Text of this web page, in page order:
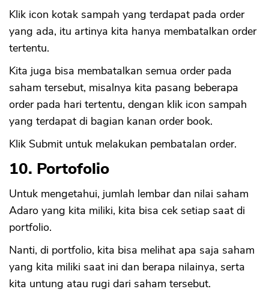
Klik icon kotak sampah yang terdapat pada order
yang ada, itu artinya kita hanya membatalkan order
tertentu.
Kita juga bisa membatalkan semua order pada
saham tersebut, misalnya kita pasang beberapa
order pada hari tertentu, dengan klik icon sampah
yang terdapat di bagian kanan order book.
Klik Submit untuk melakukan pembatalan order.
10. Portofolio
Untuk mengetahui, jumlah lembar dan nilai saham
Adaro yang kita miliki, kita bisa cek setiap saat di
portfolio.
Nanti, di portfolio, kita bisa melihat apa saja saham
yang kita miliki saat ini dan berapa nilainya, serta
kita untung atau rugi dari saham tersebut.